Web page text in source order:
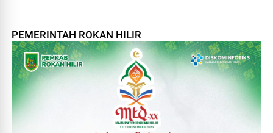
PEMERINTAH ROKAN HILIR